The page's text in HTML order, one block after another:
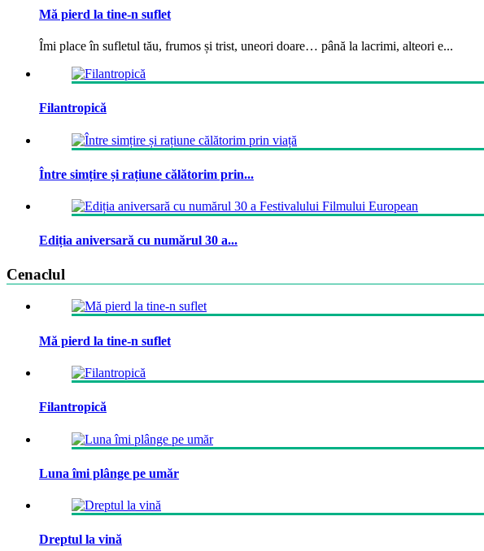
Mă pierd la tine-n suflet
Îmi place în sufletul tău, frumos și trist, uneori doare… până la lacrimi, alteori e...
Filantropică
Între simțire și rațiune călătorim prin...
Ediția aniversară cu numărul 30 a...
Cenaclul
Mă pierd la tine-n suflet
Filantropică
Luna îmi plânge pe umăr
Dreptul la vină